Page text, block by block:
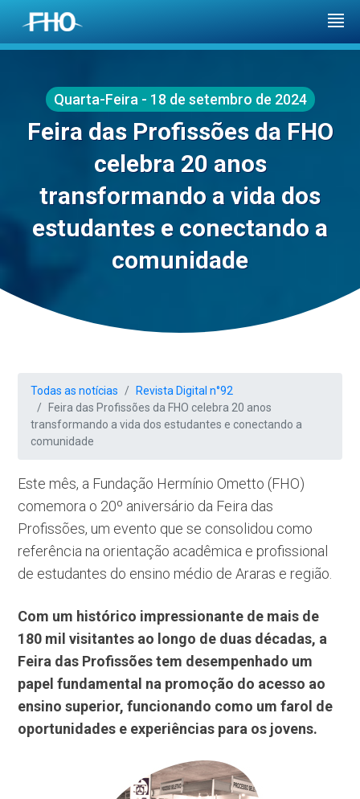
Quarta-Feira - 18 de setembro de 2024
Feira das Profissões da FHO
celebra 20 anos
transformando a vida dos
estudantes e conectando a
comunidade
Todas as notícias
Revista Digital n°92
Feira das Profissões da FHO celebra 20 anos
transformando a vida dos estudantes e conectando a
comunidade
Este mês, a Fundação Hermínio Ometto (FHO)
comemora o 20º aniversário da Feira das
Profissões, um evento que se consolidou como
referência na orientação acadêmica e profissional
de estudantes do ensino médio de Araras e região.
Com um histórico impressionante de mais de
180 mil visitantes ao longo de duas décadas, a
Feira das Profissões tem desempenhado um
papel fundamental na promoção do acesso ao
ensino superior, funcionando como um farol de
oportunidades e experiências para os jovens.